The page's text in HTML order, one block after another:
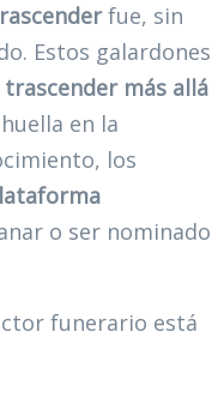
fue, sin
Estos galardones
trascender más allá
en la
los
o ser nominado
funerario está